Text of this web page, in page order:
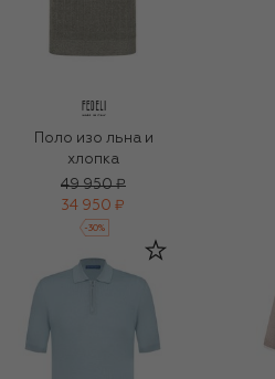
Поло изо льна и
хлопка
49 950 ₽
34 950 ₽
-30%